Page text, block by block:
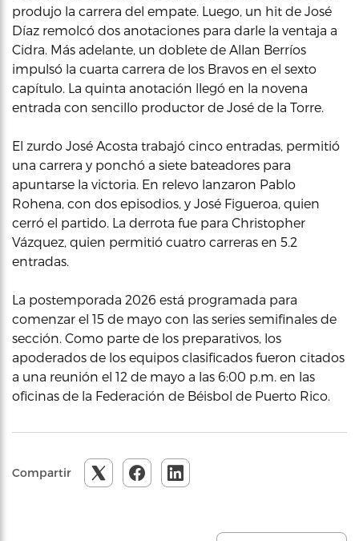
produjo la carrera del empate. Luego, un hit de José
Díaz remolcó dos anotaciones para darle la ventaja a
Cidra. Más adelante, un doblete de Allan Berríos
impulsó la cuarta carrera de los Bravos en el sexto
capítulo. La quinta anotación llegó en la novena
entrada con sencillo productor de José de la Torre.
El zurdo José Acosta trabajó cinco entradas, permitió
una carrera y ponchó a siete bateadores para
apuntarse la victoria. En relevo lanzaron Pablo
Rohena, con dos episodios, y José Figueroa, quien
cerró el partido. La derrota fue para Christopher
Vázquez, quien permitió cuatro carreras en 5.2
entradas.
La postemporada 2026 está programada para
comenzar el 15 de mayo con las series semifinales de
sección. Como parte de los preparativos, los
apoderados de los equipos clasificados fueron citados
a una reunión el 12 de mayo a las 6:00 p.m. en las
oficinas de la Federación de Béisbol de Puerto Rico.
Compartir